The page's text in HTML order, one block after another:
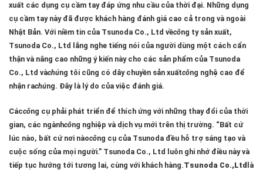
xuất các dụng cụ cầm tay đáp ứng nhu cầu của thời đại. Những dụng
cụ cầm tay này đã được khách hàng đánh giá cao cả trong và ngoài
Nhật Bản. Với niềm tin của Tsunoda Co., Ltd vềcông ty sản xuất,
Tsunoda Co., Ltd lắng nghe tiếng nói của người dùng một cách cẩn
thận và nâng cao những ý kiến ​​này cho các sản phẩm của Tsunoda
Co., Ltd vàchúng tôi cũng có dây chuyền sản xuấtcông nghệ cao để
nhận rachúng. Đây là lý do của việc đánh giá.
Cáccông cụ phải phát triển để thích ứng với những thay đổi của thời
gian, các ngànhcông nghiệp và dịch vụ mới trên thị trường. “Bất cứ
lúc nào, bất cứ nơi nàocông cụ của Tsunoda đều hỗ trợ sáng tạo và
cuộc sống của mọi người.” Tsunoda Co., Ltd luôn ghi nhớ điều này và
tiếp tục hướng tới tương lai, cùng với khách hàng.Tsunoda Co.,Ltdlà